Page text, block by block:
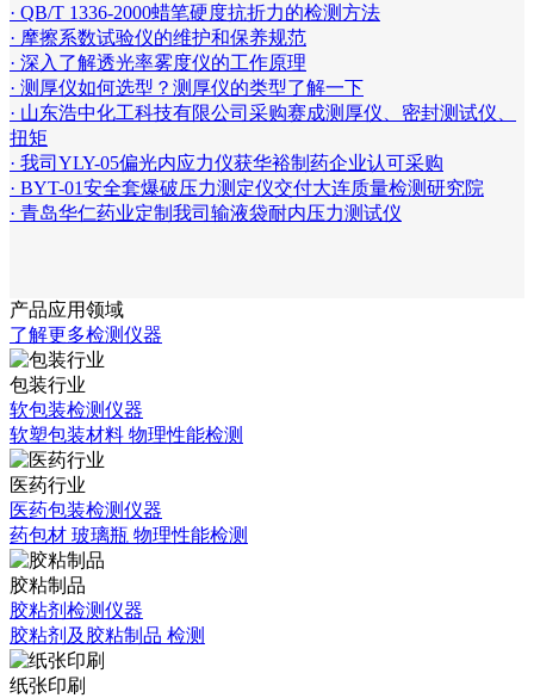
· QB/T 1336-2000蜡笔硬度抗折力的检测方法
· 摩擦系数试验仪的维护和保养规范
· 深入了解透光率雾度仪的工作原理
· 测厚仪如何选型？测厚仪的类型了解一下
· 山东浩中化工科技有限公司采购赛成测厚仪、密封测试仪、
扭矩
· 我司YLY-05偏光内应力仪获华裕制药企业认可采购
· BYT-01安全套爆破压力测定仪交付大连质量检测研究院
· 青岛华仁药业定制我司输液袋耐内压力测试仪
产品应用领域
了解更多检测仪器
包装行业
软包装检测仪器
软塑包装材料 物理性能检测
医药行业
医药包装检测仪器
药包材 玻璃瓶 物理性能检测
胶粘制品
胶粘剂检测仪器
胶粘剂及胶粘制品 检测
纸张印刷